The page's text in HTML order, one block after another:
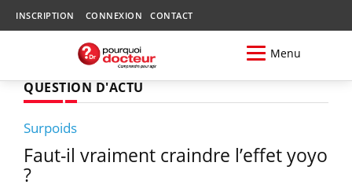
INSCRIPTION CONNEXION CONTACT
Menu
QUESTION D'ACTU
Surpoids
Faut-il vraiment craindre l’effet yoyo
?